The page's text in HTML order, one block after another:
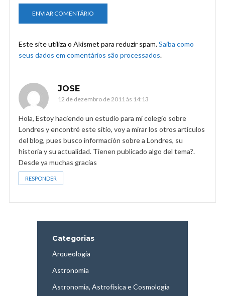
Este site utiliza o Akismet para reduzir spam.Saiba como
seus dados em comentários são processados.
JOSE
12 de dezembro de 2011 às 14:13
Hola, Estoy haciendo un estudio para mi colegio sobre
Londres y encontré este sitio, voy a mirar los otros articulos
del blog, pues busco información sobre a Londres, su
historia y su actualidad. Tienen publicado algo del tema?.
Desde ya muchas gracias
RESPONDER
Categorias
Arqueologia
Astronomia
Astronomia, Astrofísica e Cosmologia